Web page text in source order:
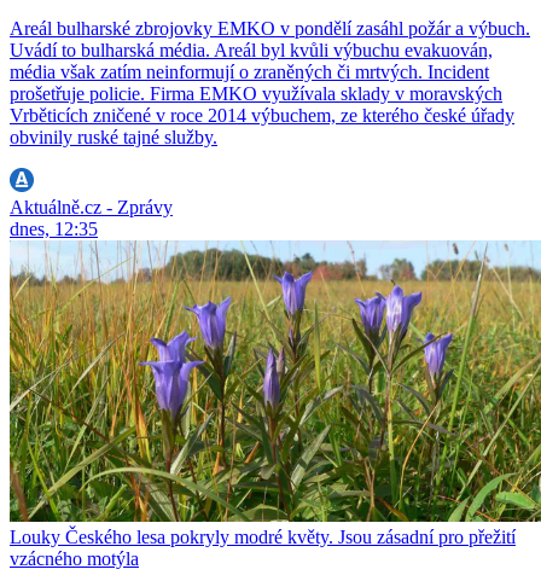
Areál bulharské zbrojovky EMKO v pondělí zasáhl požár a výbuch.
Uvádí to bulharská média. Areál byl kvůli výbuchu evakuován,
média však zatím neinformují o zraněných či mrtvých. Incident
prošetřuje policie. Firma EMKO využívala sklady v moravských
Vrběticích zničené v roce 2014 výbuchem, ze kterého české úřady
obvinily ruské tajné služby.
Aktuálně.cz - Zprávy
dnes, 12:35
Louky Českého lesa pokryly modré květy. Jsou zásadní pro přežití
vzácného motýla